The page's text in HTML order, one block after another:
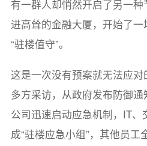
有一群人却悄然开启了另一
进高耸的金融大厦，开始了
“驻楼值守”。
这是一次没有预案就无法应
多方采访，从政府发布防御
公司迅速启动应急机制，IT、
成“驻楼应急小组”，其他员